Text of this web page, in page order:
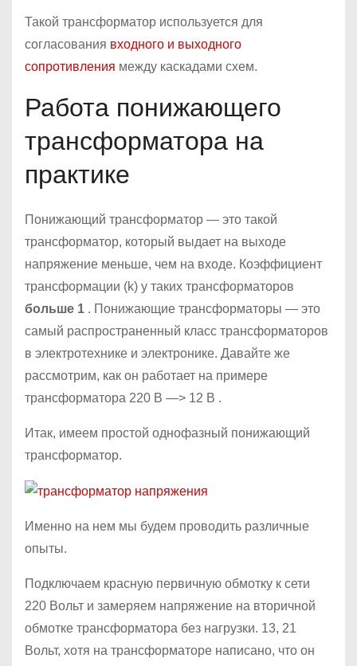
Такой трансформатор используется для
согласования входного и выходного
сопротивления между каскадами схем.
Работа понижающего
трансформатора на
практике
Понижающий трансформатор — это такой
трансформатор, который выдает на выходе
напряжение меньше, чем на входе. Коэффициент
трансформации (k) у таких трансформаторов
больше 1 . Понижающие трансформаторы — это
самый распространенный класс трансформаторов
в электротехнике и электронике. Давайте же
рассмотрим, как он работает на примере
трансформатора 220 В —> 12 В .
Итак, имеем простой однофазный понижающий
трансформатор.
Именно на нем мы будем проводить различные
опыты.
Подключаем красную первичную обмотку к сети
220 Вольт и замеряем напряжение на вторичной
обмотке трансформатора без нагрузки. 13, 21
Вольт, хотя на трансформаторе написано, что он